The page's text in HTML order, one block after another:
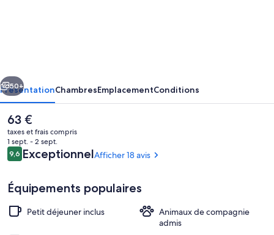
Extérieur
Suivant
50+
PrésentationChambresEmplacementConditions
Le
prix
actuel
est
de
63 €
taxes et frais compris
1 sept. - 2 sept.
Avis
voyageurs
9,69,6 sur 10
ExceptionnelAfficher 18 avis
Équipements populaires
Petit déjeuner inclus
Animaux de compagnie
admis